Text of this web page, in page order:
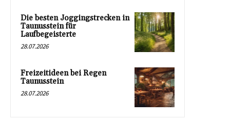
Die besten Joggingstrecken in
Taunusstein für
Laufbegeisterte
28.07.2026
Freizeitideen bei Regen
Taunusstein
28.07.2026